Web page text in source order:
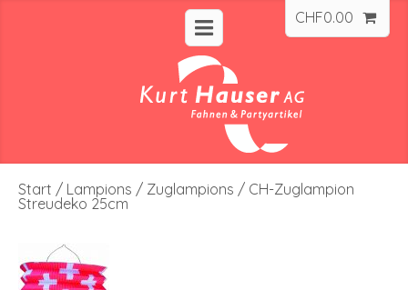
CHF0.00
Start / Lampions / Zuglampions / CH-Zuglampion
Streudeko 25cm